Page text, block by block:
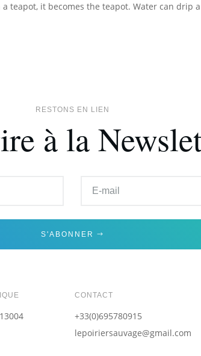
teapot, it becomes the teapot. Water can drip
RESTONS EN LIEN
à la
S'ABONNER
CONTACT
+33(0)695780915
lepoiriersauvage@gmail.com